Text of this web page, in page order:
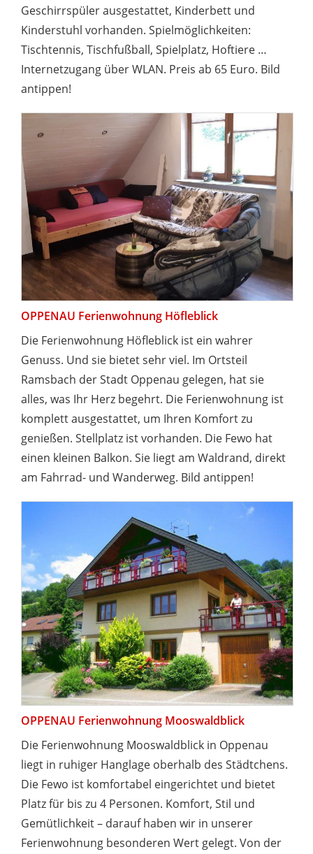
Geschirrspüler ausgestattet, Kinderbett und
Kinderstuhl vorhanden. Spielmöglichkeiten:
Tischtennis, Tischfußball, Spielplatz, Hoftiere …
Internetzugang über WLAN. Preis ab 65 Euro. Bild
antippen!
OPPENAU Ferienwohnung Höfleblick
Die Ferienwohnung Höfleblick ist ein wahrer
Genuss. Und sie bietet sehr viel. Im Ortsteil
Ramsbach der Stadt Oppenau gelegen, hat sie
alles, was Ihr Herz begehrt. Die Ferienwohnung ist
komplett ausgestattet, um Ihren Komfort zu
genießen. Stellplatz ist vorhanden. Die Fewo hat
einen kleinen Balkon. Sie liegt am Waldrand, direkt
am Fahrrad- und Wanderweg. Bild antippen!
OPPENAU Ferienwohnung Mooswaldblick
Die Ferienwohnung Mooswaldblick in Oppenau
liegt in ruhiger Hanglage oberhalb des Städtchens.
Die Fewo ist komfortabel eingerichtet und bietet
Platz für bis zu 4 Personen. Komfort, Stil und
Gemütlichkeit – darauf haben wir in unserer
Ferienwohnung besonderen Wert gelegt. Von der